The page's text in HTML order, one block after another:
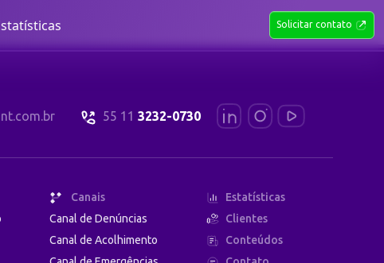
Solicitar contato
55 11 3232-0730
Canais
Canal de Denúncias
Canal de Acolhimento
Estatísticas
Clientes
Conteúdos